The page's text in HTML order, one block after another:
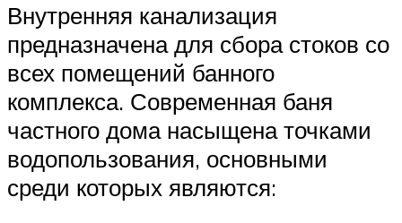
Внутренняя канализация
предназначена для сбора стоков со
всех помещений банного
комплекса. Современная баня
частного дома насыщена точками
водопользования, основными
среди которых являются: